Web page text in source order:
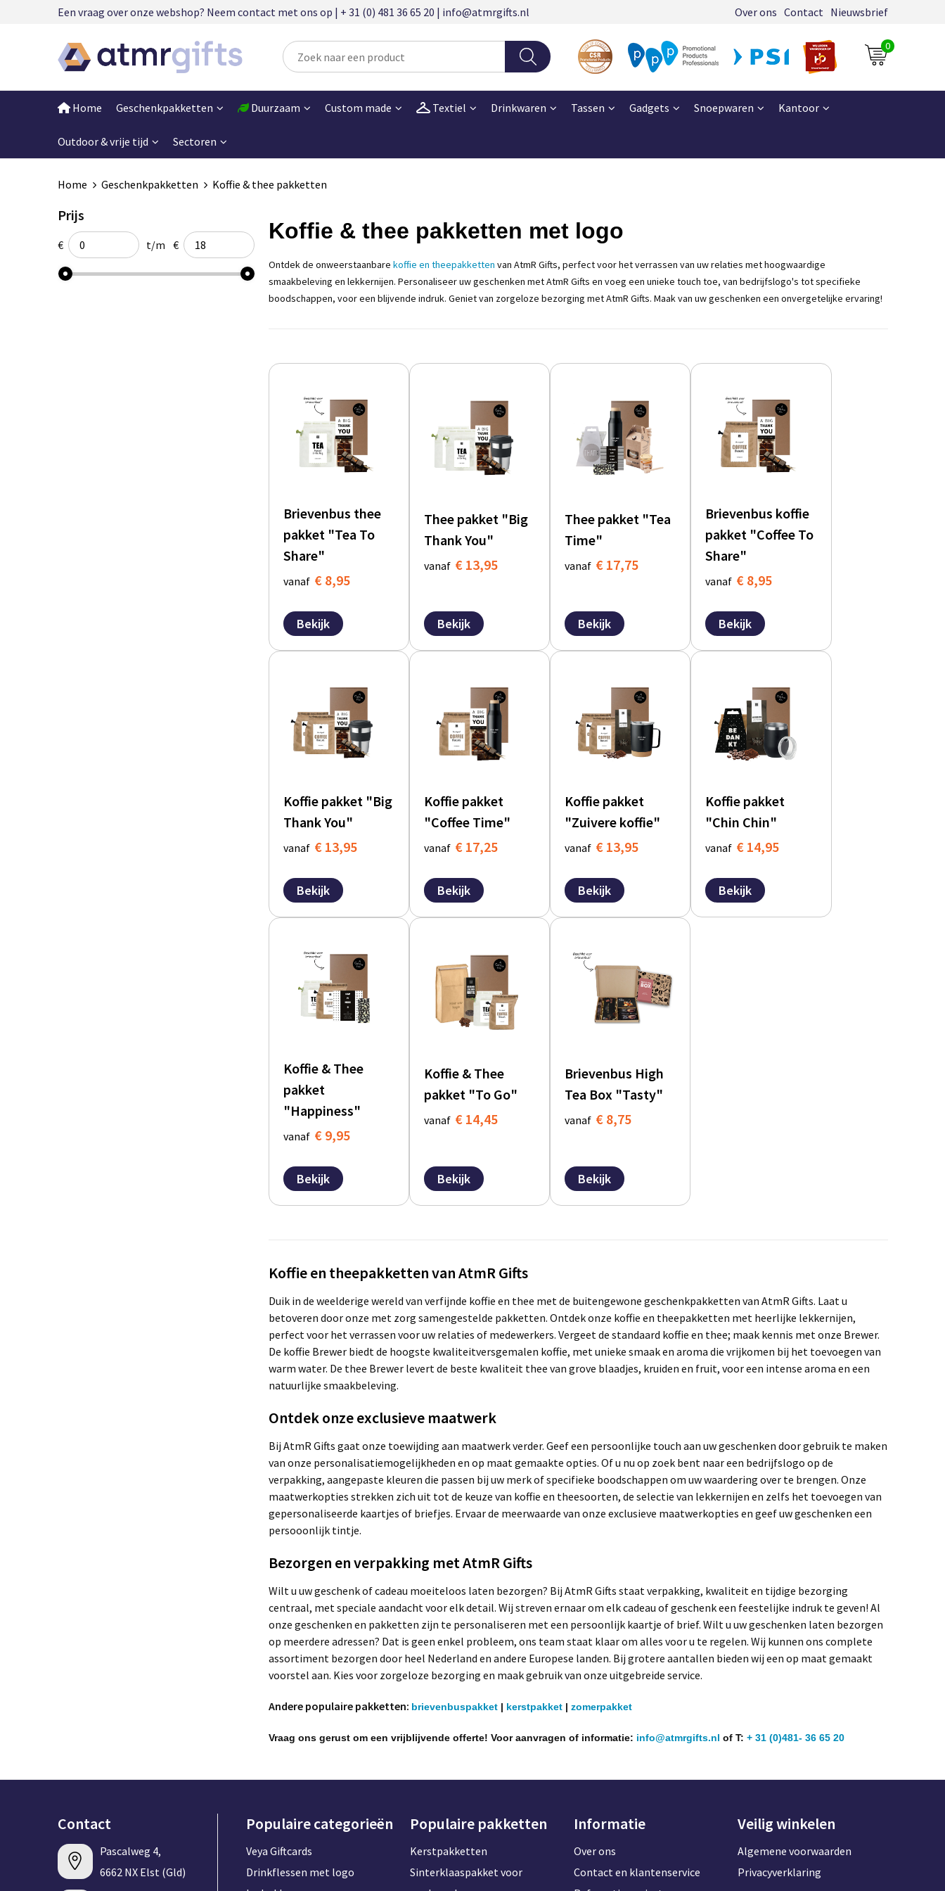
Een vraag over onze webshop? Neem contact met ons op | + 31 (0) 481 36 65 20 | info@atmrgifts.nl Over ons Contact Nieuwsbrief
0
Home Geschenkpakketten Duurzaam Custom made Textiel Drinkwaren Tassen Gadgets Snoepwaren Kantoor
Outdoor & vrije tijd Sectoren
Home Geschenkpakketten Koffie & thee pakketten
Prijs
€ t/m €
Koffie & thee pakketten met logo
Ontdek de onweerstaanbare koffie en theepakketten van AtmR Gifts, perfect voor het verrassen van uw relaties met hoogwaardige
smaakbeleving en lekkernijen. Personaliseer uw geschenken metAtmR Gifts en voeg een unieke touch toe, van bedrijfslogo's tot specifieke
boodschappen, voor een blijvende indruk. Geniet van zorgeloze bezorging metAtmR Gifts. Maak van uw geschenken een onvergetelijke ervaring!
Brievenbus thee
pakket "Tea To
Share"
vanaf € 8,95
Bekijk
Thee pakket "Big
Thank You"
vanaf € 13,95
Bekijk
Thee pakket "Tea
Time"
vanaf € 17,75
Bekijk
Brievenbus koffie
pakket "Coffee To
Share"
vanaf € 8,95
Bekijk
Koffie pakket "Big
Thank You"
vanaf € 13,95
Bekijk
Koffie pakket
"Coffee Time"
vanaf € 17,25
Bekijk
Koffie pakket
"Zuivere koffie"
vanaf € 13,95
Bekijk
Koffie pakket
"Chin Chin"
vanaf € 14,95
Bekijk
Koffie & Thee
pakket
"Happiness"
vanaf € 9,95
Bekijk
Koffie & Thee
pakket "To Go"
vanaf € 14,45
Bekijk
Brievenbus High
Tea Box "Tasty"
vanaf € 8,75
Bekijk
Koffie en theepakketten van AtmR Gifts
Duik in de weelderige wereld van verfijnde koffie en thee met de buitengewone geschenkpakketten van AtmR Gifts. Laat u
betoveren door onze met zorg samengestelde pakketten. Ontdek onze koffie en theepakketten met heerlijke lekkernijen,
perfect voor het verrassen voor uw relaties of medewerkers. Vergeet de standaard koffie en thee; maak kennis met onze Brewer.
De koffie Brewer biedt de hoogste kwaliteitversgemalen koffie, met unieke smaak en aroma die vrijkomen bij het toevoegen van
warm water. De thee Brewer levert de beste kwaliteit thee van grove blaadjes, kruiden en fruit, voor een intense aroma en een
natuurlijke smaakbeleving.
Ontdek onze exclusieve maatwerk
Bij AtmR Gifts gaat onze toewijding aan maatwerk verder. Geef een persoonlijke touch aan uw geschenken door gebruik te maken
van onze personalisatiemogelijkheden en op maat gemaakte opties. Of u nu op zoek bent naar een bedrijfslogo op de
verpakking, aangepaste kleuren die passen bij uw merk of specifieke boodschappen om uw waardering over te brengen. Onze
maatwerkopties strekken zich uit tot de keuze van koffie en theesoorten, de selectie van lekkernijen en zelfs het toevoegen van
gepersonaliseerde kaartjes of briefjes. Ervaar de meerwaarde van onze exclusieve maatwerkopties en geef uw geschenken een
persooonlijk tintje.
Bezorgen en verpakking met AtmR Gifts
Wilt u uw geschenk of cadeau moeiteloos laten bezorgen? Bij AtmR Gifts staat verpakking, kwaliteit en tijdige bezorging
centraal, met speciale aandacht voor elk detail. Wij streven ernaar om elk cadeau of geschenk een feestelijke indruk te geven! Al
onze geschenken en pakketten zijn te personaliseren met een persoonlijk kaartje of brief. Wilt u uw geschenken laten bezorgen
op meerdere adressen? Dat is geen enkel probleem, ons team staat klaar om alles voor u te regelen. Wij kunnen ons complete
assortiment bezorgen door heel Nederland en andere Europese landen. Bij grotere aantallen bieden wij een op maat gemaakt
voorstel aan. Kies voor zorgeloze bezorging en maak gebruik van onze uitgebreide service.
Andere populaire pakketten: brievenbuspakket| kerstpakket| zomerpakket
Vraag ons gerust om een vrijblijvende offerte! Voor aanvragen of informatie: info@atmrgifts.nl of T: + 31 (0)481- 36 65 20
Contact
Pascalweg 4,
6662 NX Elst (Gld)
Populaire categorieën
Veya Giftcards
Drinkflessen met logo
Populaire pakketten
Kerstpakketten
Sinterklaaspakket voor
Informatie
Over ons
Contact en klantenservice
Veilig winkelen
Algemene voorwaarden
Privacyverklaring